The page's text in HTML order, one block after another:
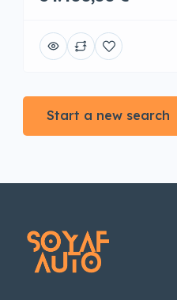
Start a new search